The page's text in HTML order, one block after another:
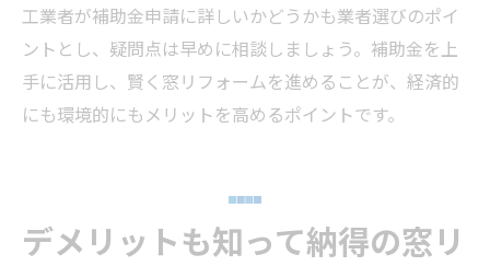
工業者が補助金申請に詳しいかどうかも業者選びのポイ
ントとし、疑問点は早めに相談しましょう。補助金を上
手に活用し、賢く窓リフォームを進めることが、経済的
にも環境的にもメリットを高めるポイントです。
デメリットも知って納得の窓リ